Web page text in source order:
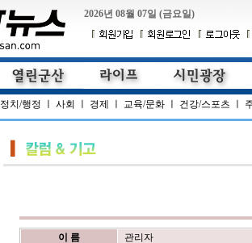
2026년 08월 07일 (금요일)
정치/행정 사회 경제 교육/문화 건강/스포츠
이 름
관리자